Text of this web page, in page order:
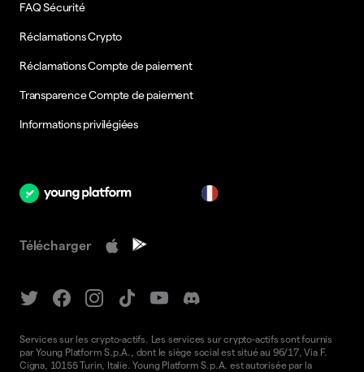
FAQ Sécurité
Réclamations Crypto
Réclamations Compte de paiement
Transparence Compte de paiement
Informations privilégiées
Télécharger
Services sur les crypto-actifs. Les services sur crypto-actifs sont fournis
par Young Platform S.p.A., dont le siège social est situé au 96/17, Via F.
Cigna, 10155 Turin, Italie. Young Platform S.p.A. est autorisée par la